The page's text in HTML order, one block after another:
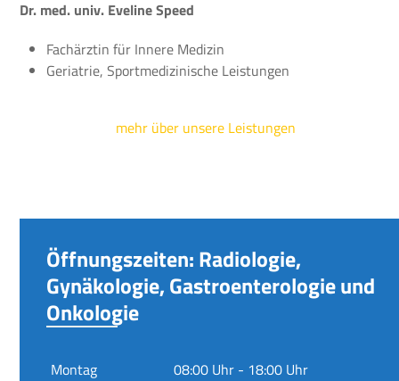
Dr. med. univ. Eveline Speed
Fachärztin für Innere Medizin
Geriatrie, Sportmedizinische Leistungen
mehr über unsere Leistungen
Öffnungszeiten: Radiologie,
Gynäkologie, Gastroenterologie und
Onkologie
Montag
08:00 Uhr - 18:00 Uhr